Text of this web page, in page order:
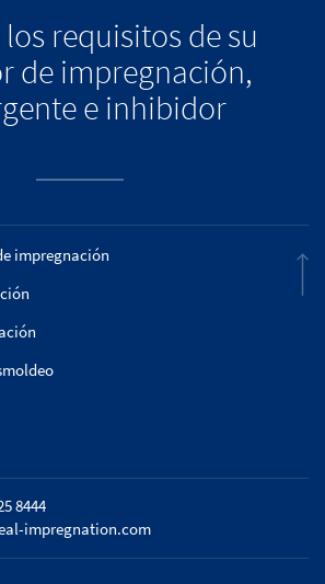
requisitos de su
de impregnación,
e inhibidor
impregnación
8444
impregnation.com